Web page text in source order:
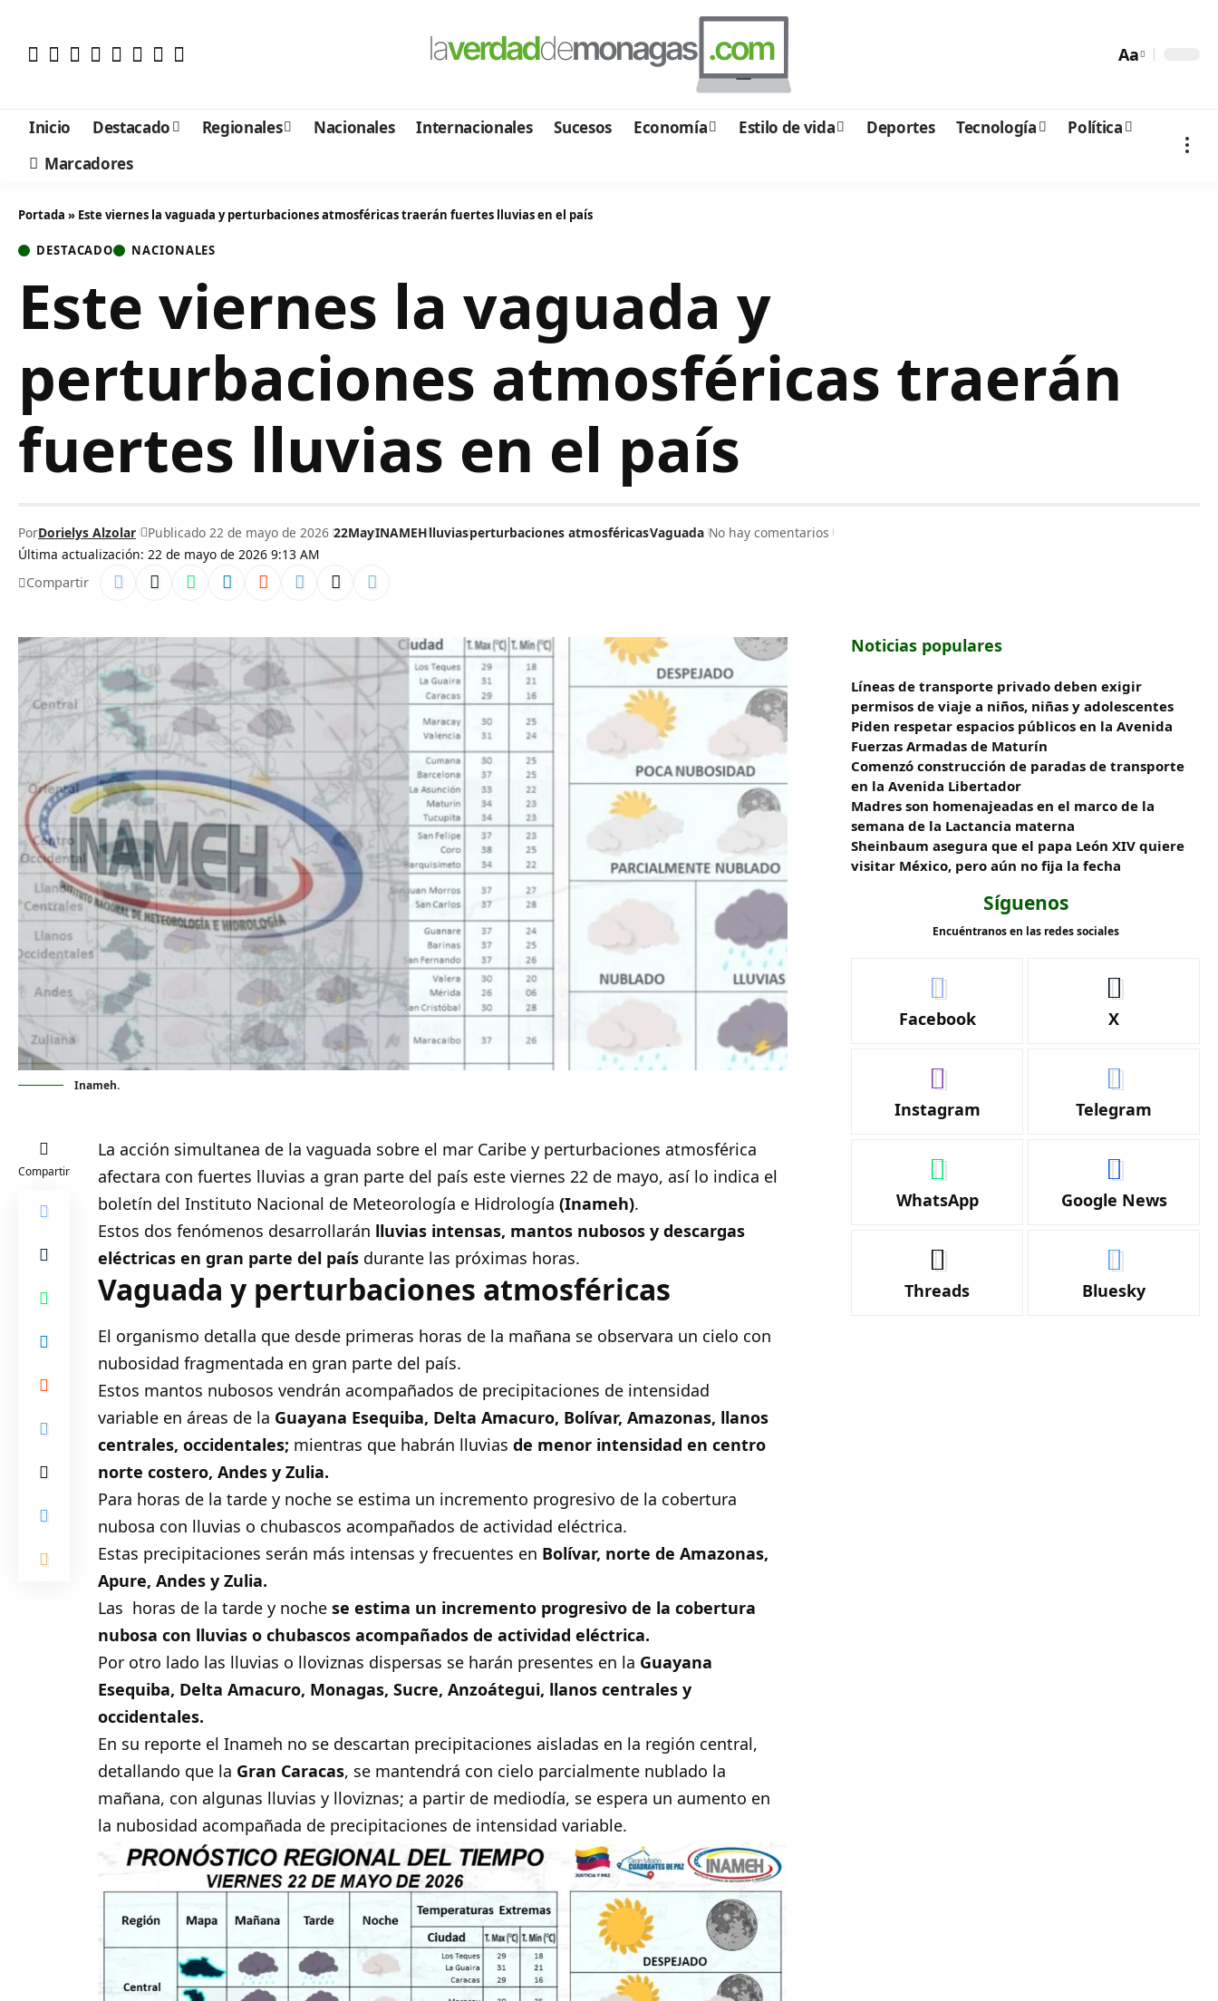
Aa
Inicio Destacado Regionales Nacionales Internacionales Sucesos Economía Estilo de vida Deportes Tecnología
Política
Marcadores
Portada » Este viernes la vaguada y perturbaciones atmosféricas traerán fuertes lluvias en el país
DESTACADO NACIONALES
Este viernes la vaguada y
perturbaciones atmosféricas traerán
fuertes lluvias en el país
Última actualización: 22 de mayo de 2026 9:13 AM
PorDorielys Alzolar Publicado 22 de mayo de 2026 22MayINAMEHlluviasperturbaciones atmosféricasVaguada No hay comentarios
Compartir
Inameh.
Compartir
La acción simultanea de la vaguada sobre el mar Caribe y perturbaciones atmosférica
afectara con fuertes lluvias a gran parte del país este viernes 22 de mayo, así lo indica el
boletín del Instituto Nacional de Meteorología e Hidrología(Inameh).
Estos dos fenómenos desarrollarán lluvias intensas, mantos nubosos y descargas
eléctricas en gran parte del país durante las próximas horas.
Vaguada y perturbaciones atmosféricas
El organismo detalla que desde primeras horas de la mañana se observara un cielo con
nubosidad fragmentada en gran parte del país.
Estos mantos nubosos vendrán acompañados de precipitaciones de intensidad
variable en áreas de la Guayana Esequiba, Delta Amacuro, Bolívar, Amazonas, llanos
centrales, occidentales; mientras que habrán lluviasde menor intensidad en centro
norte costero, Andes y Zulia.
Para horas de la tarde y noche se estima un incremento progresivo de la cobertura
nubosa con lluvias o chubascos acompañados de actividad eléctrica.
Estas precipitaciones serán más intensas y frecuentes en Bolívar, norte de Amazonas,
Apure, Andes y Zulia.
Las horas de la tarde y nochese estima un incremento progresivo de la cobertura
nubosa con lluvias o chubascos acompañados de actividad eléctrica.
Por otro lado las lluvias o lloviznas dispersas se harán presentes en la Guayana
Esequiba, Delta Amacuro, Monagas, Sucre, Anzoátegui, llanos centrales y
occidentales.
En su reporte el Inameh no se descartan precipitaciones aisladas en la región central,
detallando que la Gran Caracas, se mantendrá con cielo parcialmente nublado la
mañana, con algunas lluvias y lloviznas; a partir de mediodía, se espera un aumento en
la nubosidad acompañada de precipitaciones de intensidad variable.
Noticias populares
Líneas de transporte privado deben exigir
permisos de viaje a niños, niñas y adolescentes
Piden respetar espacios públicos en la Avenida
Fuerzas Armadas de Maturín
​Comenzó construcción de paradas de transporte
en la Avenida Libertador
Madres son homenajeadas en el marco de la
semana de la Lactancia materna
Sheinbaum asegura que el papa León XIV quiere
visitar México, pero aún no fija la fecha
Síguenos
Encuéntranos en las redes sociales
Facebook X
Instagram Telegram
WhatsApp Google News
Threads Bluesky